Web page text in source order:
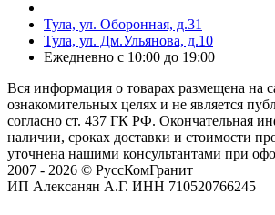
Тула, ул. Оборонная, д.31
Тула, ул. Дм.Ульянова, д.10
Ежедневно с 10:00 до 19:00
Вся информация о товарах размещена на
ознакомительных целях и не является
согласно ст. 437 ГК РФ. Окончательная
наличии, сроках доставки и стоимости
уточнена нашими консультантами при
2007 - 2026 © РуссКомГранит
ИП Алексанян А.Г. ИНН 710520766245